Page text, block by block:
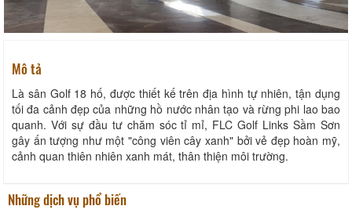
Mô tả
Là sân Golf 18 hố, được thiết kế trên địa hình tự nhiên, tận dụng
tối đa cảnh đẹp của những hồ nước nhân tạo và rừng phi lao bao
quanh. Với sự đầu tư chăm sóc tỉ mỉ, FLC Golf Links Sầm Sơn
gây ấn tượng như một "công viên cây xanh" bởi vẻ đẹp hoàn mỹ,
cảnh quan thiên nhiên xanh mát, thân thiện môi trường.
Những dịch vụ phổ biến